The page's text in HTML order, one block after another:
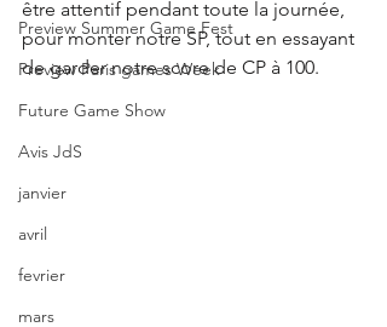
Preview Summer Game Fest
Preview Paris games Week
Future Game Show
Avis JdS
janvier
avril
fevrier
mars
être attentif pendant toute la journée,
pour monter notre SP, tout en essayant
de garder notre score de CP à 100.